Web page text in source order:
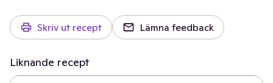
Skriv ut recept Lämna feedback
Liknande recept